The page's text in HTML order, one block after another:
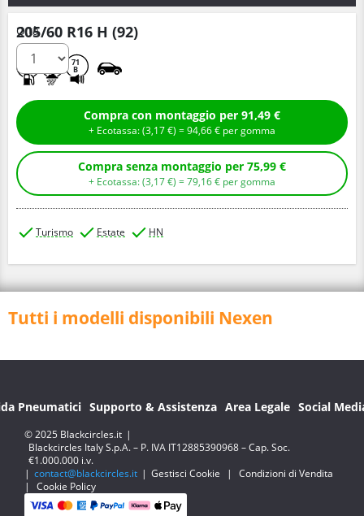
205/60 R16 H (92)
71
B
Q.tà
Compra con montaggio per 91,49 €
+ Ecotassa: (3,17€ ) =94,66€ per gomma
Compra senza montaggio per 75,99 €
+ Ecotassa: (3,17€ ) =79,16€ per gomma
Turismo Estate HN
Tutti i modelli disponibili Nexen
Pneumatici Supporto & Assistenza Area Legale Social
© 2025 Blackcircles.it |
Blackcircles Italy S.p.A. – P. IVA IT12885390968 – Cap. Soc.
€1.000.000 i.v.
| contact@blackcircles.it | Gestisci Cookie |
Condizioni di Vendita
|
Cookie Policy